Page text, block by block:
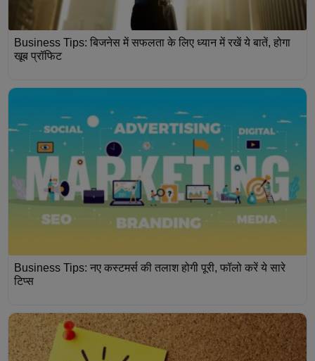
Business Tips: बिजनेस में सफलता के लिए ध्यान में रखें ये बातें, होगा
खूब प्रॉफिट
Business Tips: नए कस्टमर्स की तलाश होगी पूरी, फॉलो करें ये सारे
टिप्स